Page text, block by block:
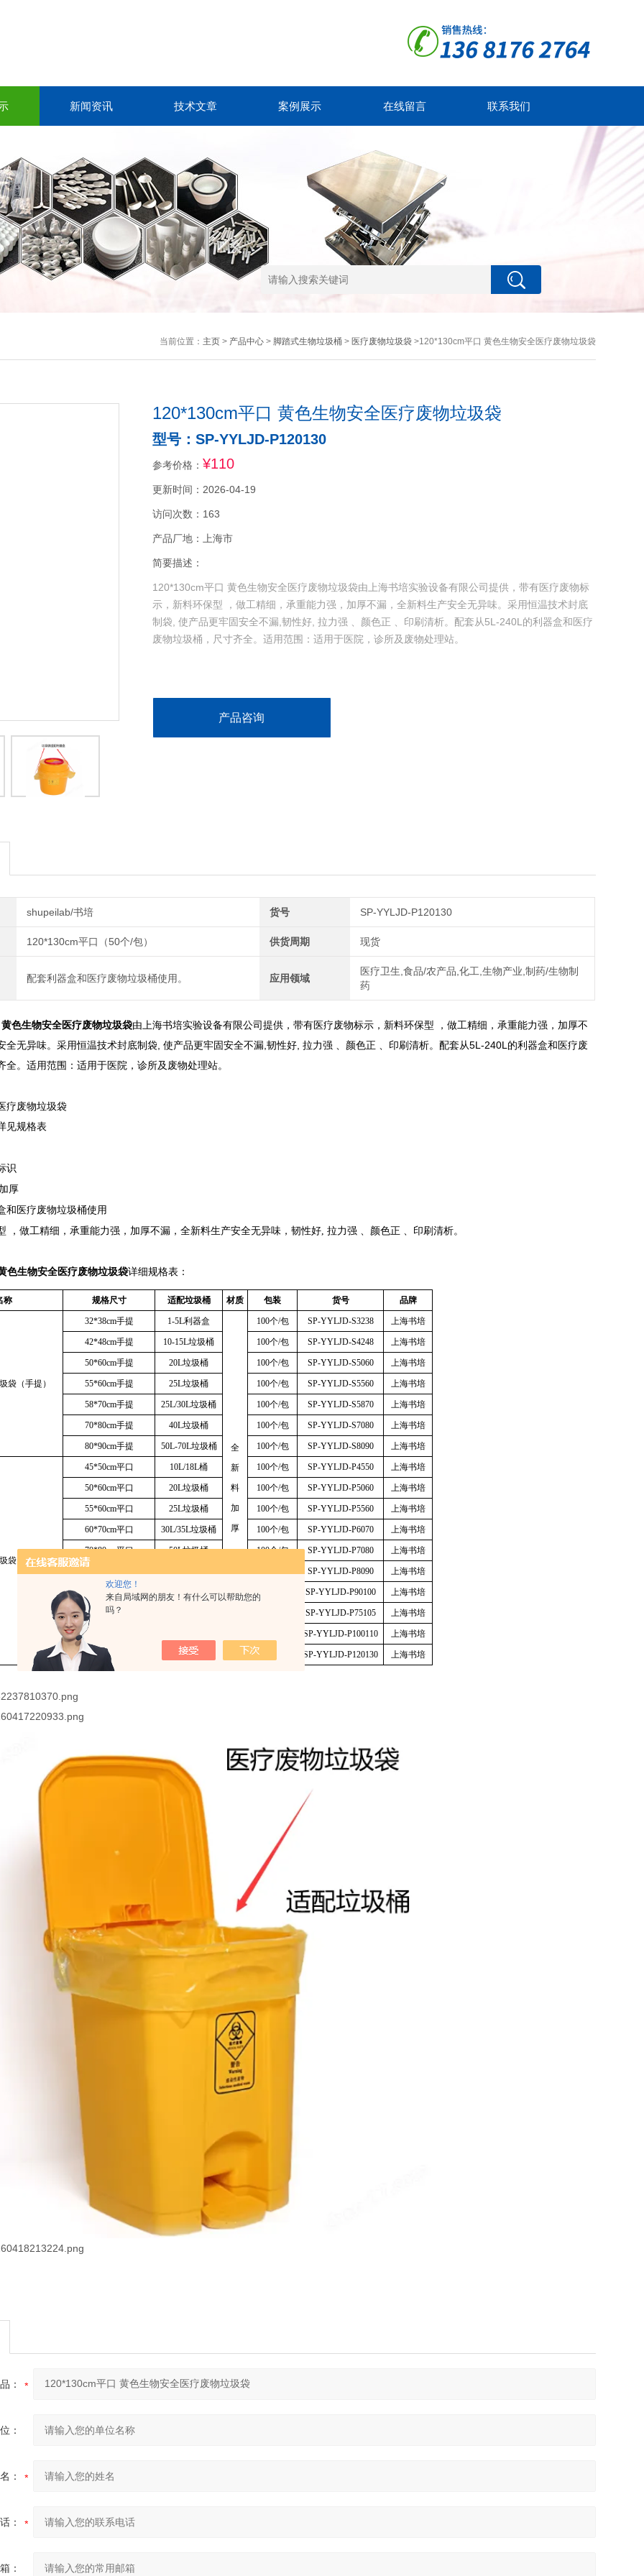
欢迎您！
来自局域网的朋友！有什么可以帮助您的
吗？
新闻资讯 技术文章 案例展示 在线留言 联系我们
当前位置： 主页> 产品中心> 脚踏式生物垃圾桶> 医疗废物垃圾袋>120*130cm平口 黄色生物安全医疗废物垃圾袋
120*130cm平口 黄色生物安全医疗废物垃圾袋
型号：SP-YYLJD-P120130
参考价格： ¥110
更新时间：2026-04-19
访问次数：163
产品厂地：上海市
简要描述：
120*130cm平口 黄色生物安全医疗废物垃圾袋由上海书培实验设备有限公司提供，带有医疗废物标
示，新料环保型 ，做工精细，承重能力强，加厚不漏，全新料生产安全无异味。采用恒温技术封底
制袋, 使产品更牢固安全不漏,韧性好, 拉力强 、颜色正 、印刷清析。配套从5L-240L的利器盒和医疗
废物垃圾桶，尺寸齐全。适用范围：适用于医院，诊所及废物处理站。
产品咨询
shupeilab/书培 货号 SP-YYLJD-P120130
120*130cm平口（50个/包） 供货周期 现货
配套利器盒和医疗废物垃圾桶使用。 应用领域
医疗卫生,食品/农产品,化工,生物产业,制药/生物制
药
色生物安全医疗废物垃圾袋由上海书培实验设备有限公司提供，带有医疗废物标示，新料环保型 ，做工精细，承重能力强，加厚不
全无异味。采用恒温技术封底制袋, 使产品更牢固安全不漏,韧性好, 拉力强 、颜色正 、印刷清析。配套从5L-240L的利器盒和医疗废
全。适用范围：适用于医院，诊所及废物处理站。
疗废物垃圾袋
见规格表
识
厚
和医疗废物垃圾桶使用
，做工精细，承重能力强，加厚不漏，全新料生产安全无异味，韧性好, 拉力强 、颜色正 、印刷清析。
色生物安全医疗废物垃圾袋详细规格表：
称 规格尺寸 适配垃圾桶 材质 包装 货号 品牌
袋（手提）
32*38cm手提 1-5L利器盒
全
新
料
加
厚
100个/包 SP-YYLJD-S3238 上海书培
42*48cm手提 10-15L垃圾桶 100个/包 SP-YYLJD-S4248 上海书培
50*60cm手提 20L垃圾桶 100个/包 SP-YYLJD-S5060 上海书培
55*60cm手提 25L垃圾桶 100个/包 SP-YYLJD-S5560 上海书培
58*70cm手提 25L/30L垃圾桶 100个/包 SP-YYLJD-S5870 上海书培
70*80cm手提 40L垃圾桶 100个/包 SP-YYLJD-S7080 上海书培
80*90cm手提 50L-70L垃圾桶 100个/包 SP-YYLJD-S8090 上海书培
袋（平口）
45*50cm平口 10L/18L桶 100个/包 SP-YYLJD-P4550 上海书培
50*60cm平口 20L垃圾桶 100个/包 SP-YYLJD-P5060 上海书培
55*60cm平口 25L垃圾桶 100个/包 SP-YYLJD-P5560 上海书培
60*70cm平口 30L/35L垃圾桶 100个/包 SP-YYLJD-P6070 上海书培
70*80cm平口 50L垃圾桶 100个/包 SP-YYLJD-P7080 上海书培
SP-YYLJD-P8090 上海书培
90*100cm特厚平口 100L垃圾桶 50个/包 SP-YYLJD-P90100 上海书培
75*105cm平口 SP-YYLJD-P75105 上海书培
100*110cm平口特厚 SP-YYLJD-P100110 上海书培
120*130cm平口特厚 240L垃圾桶 50个/包 SP-YYLJD-P120130 上海书培
：
：
：
：
：